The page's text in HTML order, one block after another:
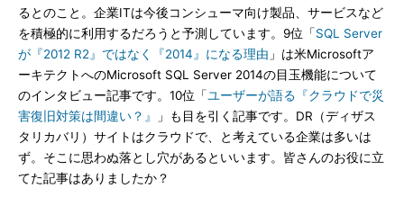
るとのこと。企業ITは今後コンシューマ向け製品、サービスなど
を積極的に利用するだろうと予測しています。9位「SQL Server
が『2012 R2』ではなく『2014』になる理由 」は米Microsoftア
ーキテクトへのMicrosoft SQL Server 2014の目玉機能について
のインタビュー記事です。10位「ユーザーが語る『クラウドで災
害復旧対策は間違い？』
」も目を引く記事です。DR（ディザス
タリカバリ）サイトはクラウドで、と考えている企業は多いは
ず。そこに思わぬ落とし穴があるといいます。皆さんのお役に立
てた記事はありましたか？